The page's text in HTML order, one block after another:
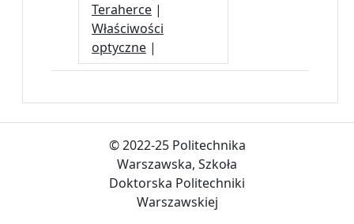
Teraherce |
Właściwości
optyczne |
© 2022-25 Politechnika
Warszawska, Szkoła
Doktorska Politechniki
Warszawskiej